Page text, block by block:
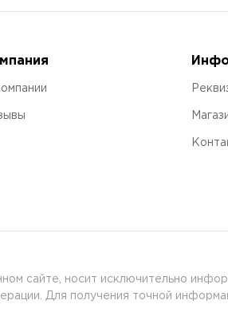
сайте, носит исключительно
Для получения точной